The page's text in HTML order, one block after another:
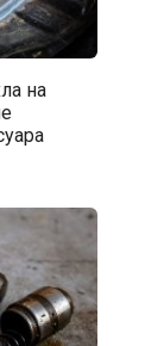
на